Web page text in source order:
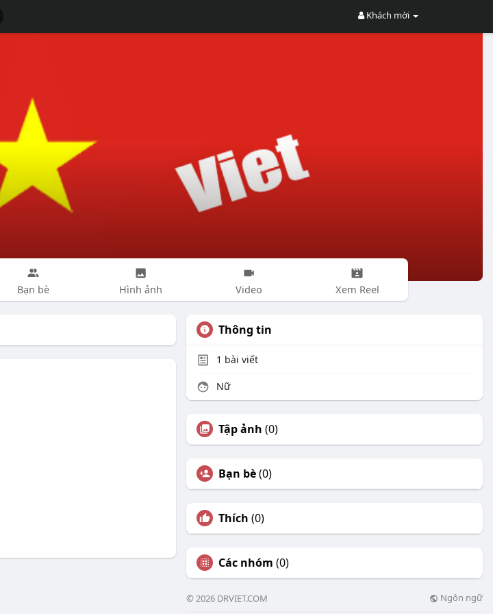
Khách mời
Bạn bè Hình ảnh Video Xem Reel
Thông tin
1 bài viết
Nữ
Tập ảnh (0)
Bạn bè(0)
Thích (0)
Các nhóm (0)
© 2026 DRVIET.COM Ngôn ngữ